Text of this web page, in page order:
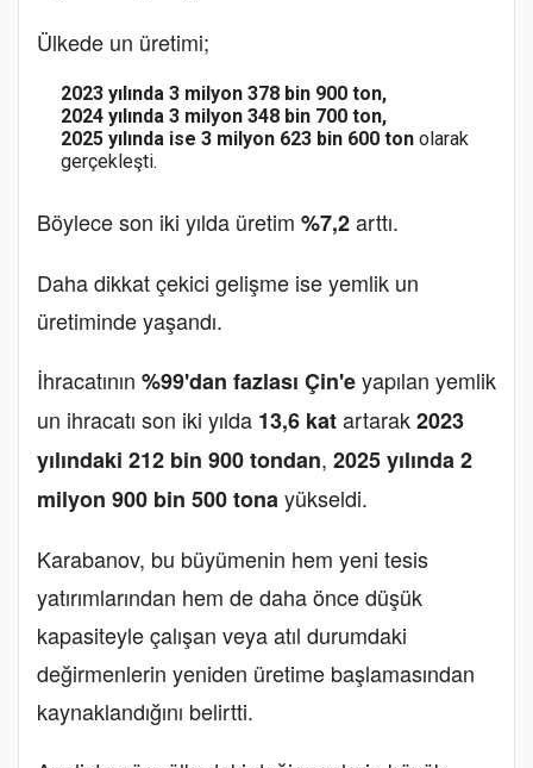
Ülkede un üretimi;
2023 yılında 3 milyon 378 bin 900 ton,
2024 yılında 3 milyon 348 bin 700 ton,
2025 yılında ise 3 milyon 623 bin 600 ton olarak
gerçekleşti.
Böylece son iki yılda üretim %7,2arttı.
Daha dikkat çekici gelişme ise yemlik un
üretiminde yaşandı.
İhracatının %99'dan fazlası Çin'eyapılan yemlik
un ihracatı son iki yılda 13,6 katartarak2023
yılındaki 212 bin 900 tondan, 2025 yılında 2
milyon 900 bin 500 tonayükseldi.
Karabanov, bu büyümenin hem yeni tesis
yatırımlarından hem de daha önce düşük
kapasiteyle çalışan veya atıl durumdaki
değirmenlerin yeniden üretime başlamasından
kaynaklandığını belirtti.